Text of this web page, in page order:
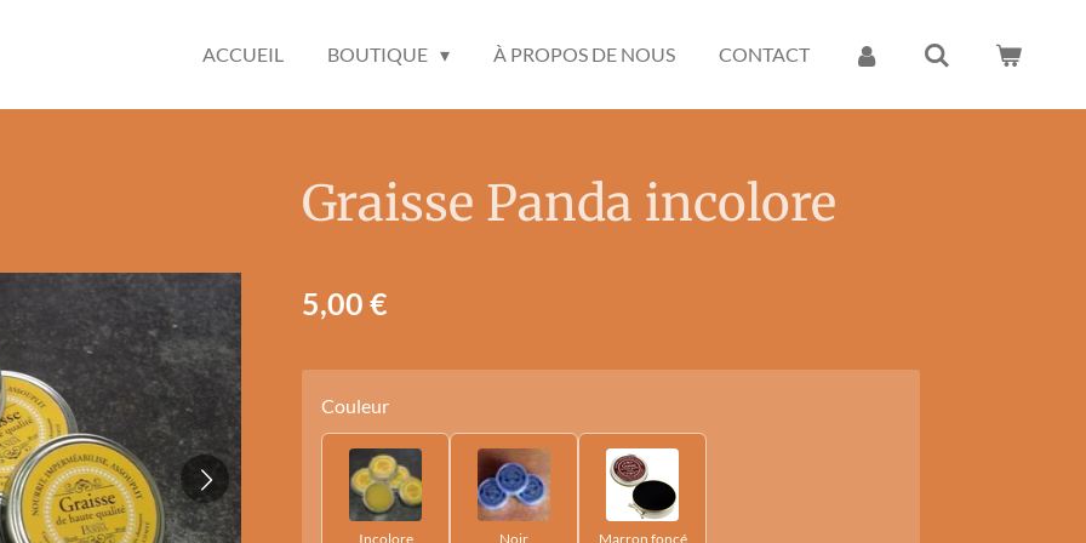
ACCUEIL BOUTIQUE À PROPOS DE NOUS CONTACT
Graisse Panda incolore
5,00 €
Couleur
Incolore Noir Marron foncé